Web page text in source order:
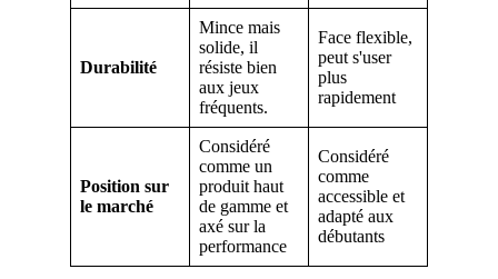
Durabilité
Mince mais
solide, il
résiste bien
aux jeux
fréquents.
Face flexible,
peut s'user
plus
rapidement
Position sur
le marché
Considéré
comme un
produit haut
de gamme et
axé sur la
performance
Considéré
comme
accessible et
adapté aux
débutants